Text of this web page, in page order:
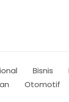
Bisnis
Otomotif